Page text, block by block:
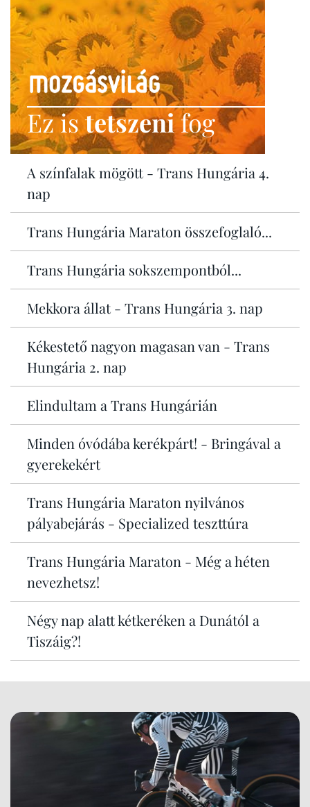
Ez istetszenifog
A színfalak mögött - Trans Hungária 4.
nap
Trans Hungária Maraton összefoglaló...
Trans Hungária sokszempontból...
Mekkora állat - Trans Hungária 3. nap
Kékestető nagyon magasan van - Trans
Hungária 2. nap
Elindultam a Trans Hungárián
Minden óvódába kerékpárt! - Bringával a
gyerekekért
Trans Hungária Maraton nyilvános
pályabejárás - Specialized teszttúra
Trans Hungária Maraton - Még a héten
nevezhetsz!
Négy nap alatt kétkeréken a Dunától a
Tiszáig?!